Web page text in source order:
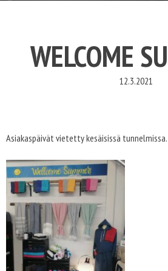
WELCOME
12.3.2021
Asiakaspäivät vietetty kesäisissä